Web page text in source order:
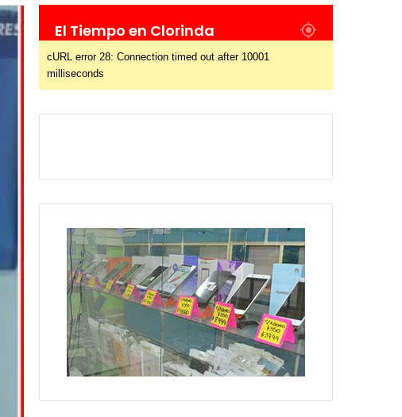
El Tiempo en Clorinda
cURL error 28: Connection timed out after 10001
milliseconds